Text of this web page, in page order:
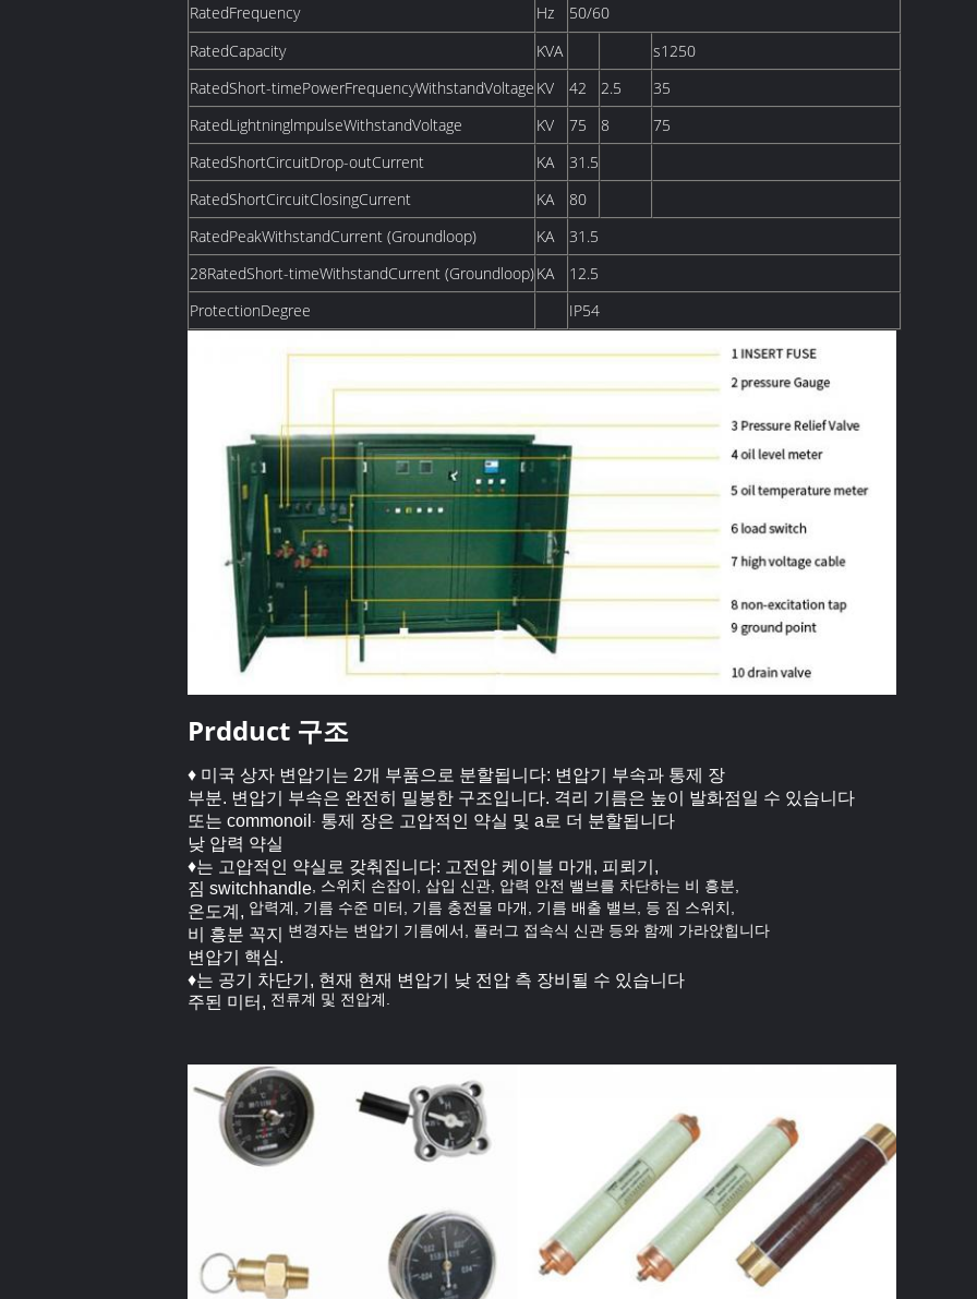
RatedFrequency
Hz
50/60
RatedCapacity
KVA
s1250
RatedShort-timePowerFrequencyWithstandVoltage KV 42 2.5
35
RatedLightninglmpulseWithstandVoltage
KV 75 8
75
RatedShortCircuitDrop-outCurrent
KA
31.5
RatedShortCircuitClosingCurrent
KA
80
RatedPeakWithstandCurrent (Groundloop)
KA
31.5
28RatedShort-timeWithstandCurrent (Groundloop)KA
12.5
ProtectionDegree
IP54
Prdduct 구조
♦ 미국 상자 변압기는 2개 부품으로 분할됩니다: 변압기 부속과 통제 장
부분. 변압기 부속은 완전히 밀봉한 구조입니다. 격리 기름은 높이 발화점일 수 있습니다
또는 commonoil
통제 장은 고압적인 약실 및 a로 더 분할됩니다
낮 압력 약실
♦는 고압적인 약실로 갖춰집니다: 고전압 케이블 마개, 피뢰기,
짐 switchhandle , 스위치 손잡이, 삽입 신관, 압력 안전 밸브를 차단하는 비 흥분,
온도계, 압력계, 기름 수준 미터, 기름 충전물 마개, 기름 배출 밸브, 등 짐 스위치,
비 흥분 꼭지 변경자는 변압기 기름에서, 플러그 접속식 신관 등와 함께 가라앉힙니다
변압기 핵심.
♦는 공기 차단기, 현재 현재 변압기 낮 전압 측 장비될 수 있습니다
주된 미터, 전류계 및 전압계.